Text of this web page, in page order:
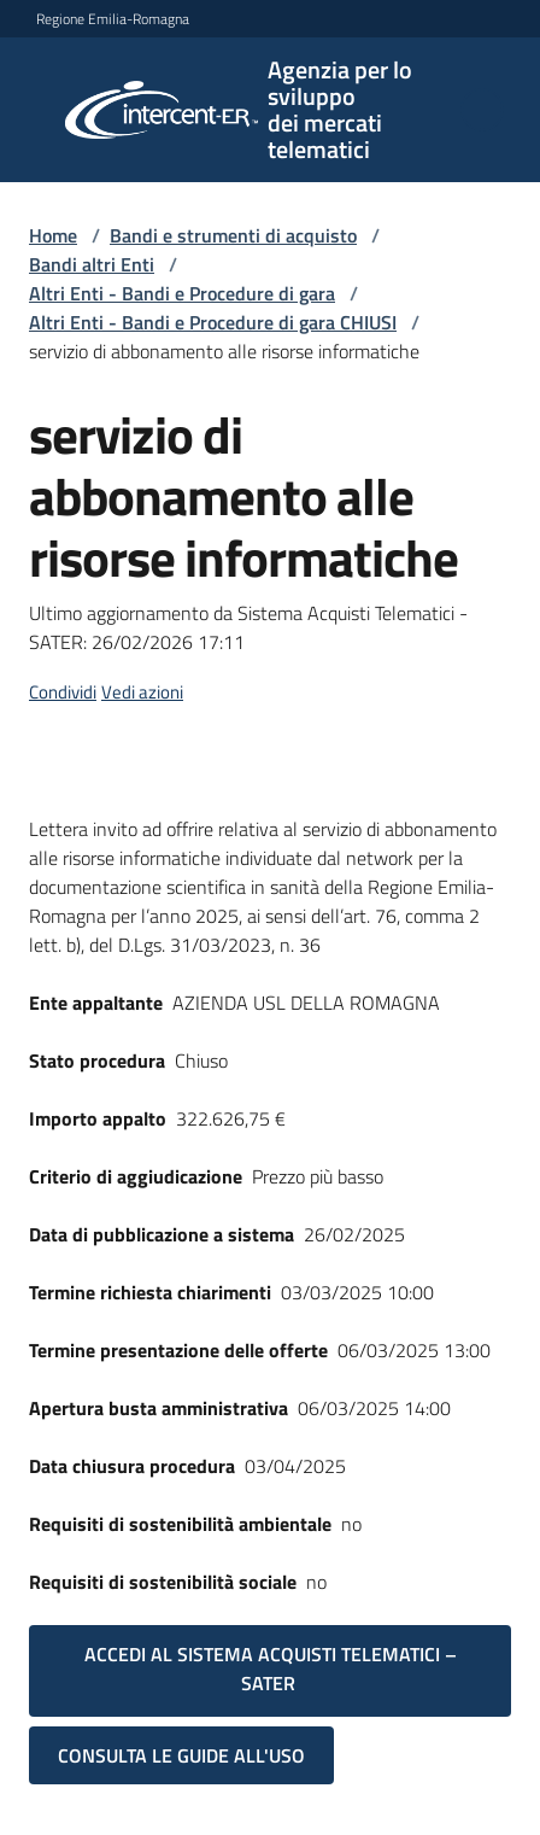
Vai al contenuto
Vai alla navigazione
Vai al footer
Regione Emilia-Romagna
Agenzia per lo
sviluppo
dei mercati
telematici
per lo
sviluppo
telematici
L'Agenzia
Bandi
strumenti
acquisto
Supporto
English
site
su
Home / Bandi e strumenti di acquisto /
Bandi altri Enti /
Altri Enti - Bandi e Procedure di gara /
Altri Enti - Bandi e Procedure di gara CHIUSI /
servizio di abbonamento alle risorse informatiche
Salta al contenuto
servizio di
abbonamento alle
risorse informatiche
Ultimo aggiornamento da Sistema Acquisti Telematici -
SATER: 26/02/2026 17:11
CondividiVedi azioni
Dati del bando
Lettera invito ad offrire relativa al servizio di abbonamento
alle risorse informatiche individuate dal network per la
documentazione scientifica in sanità della Regione Emilia-
Romagna per l’anno 2025, ai sensi dell’art. 76, comma 2
lett. b), del D.Lgs. 31/03/2023, n. 36
Ente appaltante AZIENDA USL DELLA ROMAGNA
Stato procedura Chiuso
Importo appalto 322.626,75 €
Criterio di aggiudicazione Prezzo più basso
Data di pubblicazione a sistema 26/02/2025
Termine richiesta chiarimenti 03/03/2025 10:00
Termine presentazione delle offerte 06/03/2025 13:00
Apertura busta amministrativa 06/03/2025 14:00
Data chiusura procedura 03/04/2025
Requisiti di sostenibilità ambientale no
Requisiti di sostenibilità sociale no
ACCEDI AL SISTEMA ACQUISTI TELEMATICI –
SATER
CONSULTA LE GUIDE ALL'USO